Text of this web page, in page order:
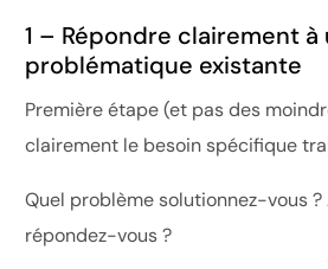
1 – Répondre clairement à
problématique existante
Première étape (et pas des
clairement le besoin spécifique
Quel problème solutionnez-vous
répondez-vous ?